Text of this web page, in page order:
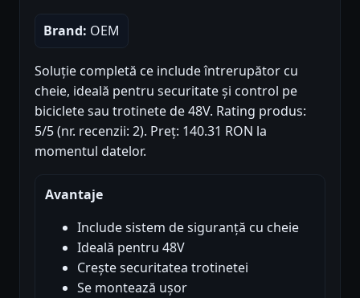
Brand: OEM
Soluție completă ce include întrerupător cu
cheie, ideală pentru securitate și control pe
biciclete sau trotinete de 48V. Rating produs:
5/5 (nr. recenzii: 2). Preț: 140.31 RON la
momentul datelor.
Avantaje
Include sistem de siguranță cu cheie
Ideală pentru 48V
Crește securitatea trotinetei
Se montează ușor